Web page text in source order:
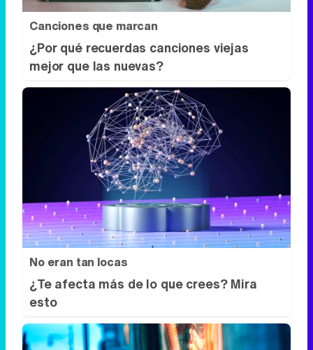
Canciones que marcan
¿Por qué recuerdas canciones viejas
mejor que las nuevas?
No eran tan locas
¿Te afecta más de lo que crees? Mira
esto